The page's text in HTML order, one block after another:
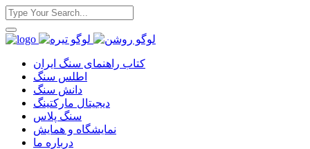
کتاب راهنمای سنگ ایران
اطلس سنگ
دانش سنگ
دیجیتال مارکتینگ
سنگ پلاس
نمایشگاه و همایش
درباره ما